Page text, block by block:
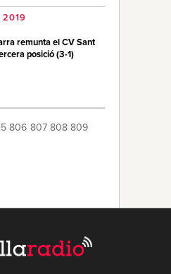
2019
remunta el CV Sant
posició (3-1)
806 807 808 809
822 Últim